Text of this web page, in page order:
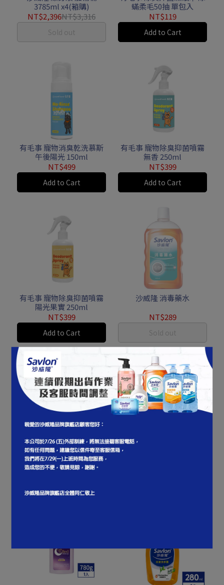
3785ml x4(箱購)
NT$2,396NT$3,316
Sold out
蟎柔毛50抽 單包入
NT$119
Add to Cart
有毛事 寵物消臭乾洗慕斯
午後陽光 150ml
NT$499
Add to Cart
有毛事 寵物除臭抑菌噴霧
無香 250ml
NT$399
Add to Cart
有毛事 寵物除臭抑菌噴霧
陽光果實 250ml
NT$399
Add to Cart
沙威隆 消毒藥水
NT$289
Sold out
夢研所 好夢香浴露 月光玫
瑰 780g
NT$189NT$299
夢研所 好夢香浴露 琥珀森